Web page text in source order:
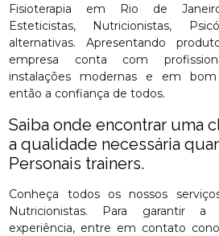
Fisioterapia em Rio de
Esteticistas, Nutricionistas,
alternativas. Apresentando
empresa conta com
instalações modernas e em bom
então a confiança de todos.
Saiba onde encontrar uma
a qualidade necessária
Personais trainers.
Conheça todos os nossos
Nutricionistas. Para garantir
experiência, entre em contato